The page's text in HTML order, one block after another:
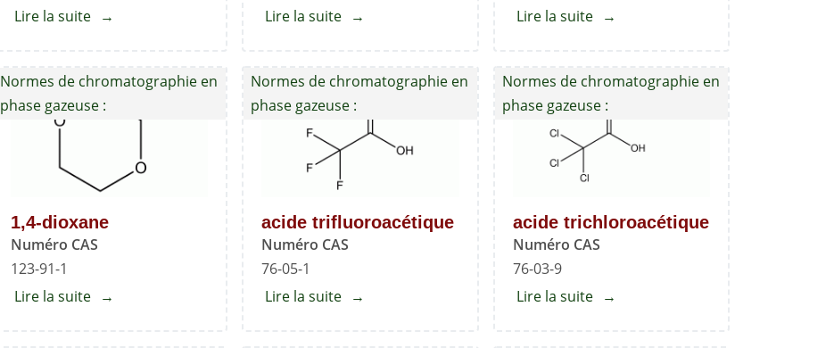
Lire la suiteabout
Lire la suite about
Lire la suiteabout
1,4-dioxane
Numéro CAS
123-91-1
Normes de chromatographie en
phase gazeuse :
Lire la suiteabout
acide trifluoroacétique
Numéro CAS
76-05-1
Normes de chromatographie en
phase gazeuse :
Lire la suite about
acide trichloroacétique
Numéro CAS
76-03-9
Normes de chromatographie en
phase gazeuse :
Lire la suiteabout